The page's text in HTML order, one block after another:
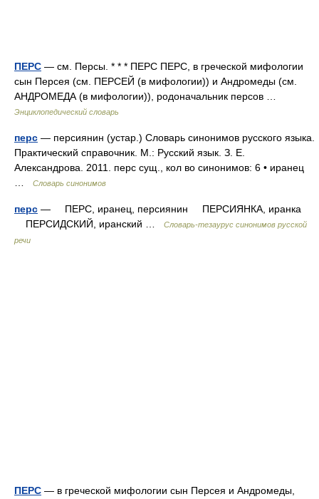
ПЕРС — см. Персы. * * * ПЕРС ПЕРС, в греческой мифологии
сын Персея (см. ПЕРСЕЙ (в мифологии)) и Андромеды (см.
АНДРОМЕДА (в мифологии)), родоначальник персов …
Энциклопедический словарь
перс — персиянин (устар.) Словарь синонимов русского языка.
Практический справочник. М.: Русский язык. З. Е.
Александрова. 2011. перс сущ., кол во синонимов: 6 • иранец
Словарь синонимов
перс — ПЕРС, иранец, персиянин ПЕРСИЯНКА, иранка
ПЕРСИДСКИЙ, иранский …
Словарь-тезаурус синонимов русской
речи
ПЕРС — в греческой мифологии сын Персея и Андромеды,